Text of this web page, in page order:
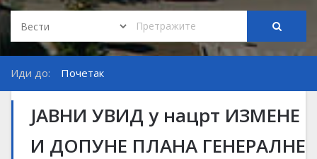
Иди до: Почетак
ЈАВНИ УВИД у нацрт ИЗМЕНЕ
И ДОПУНЕ ПЛАНА ГЕНЕРАЛНЕ